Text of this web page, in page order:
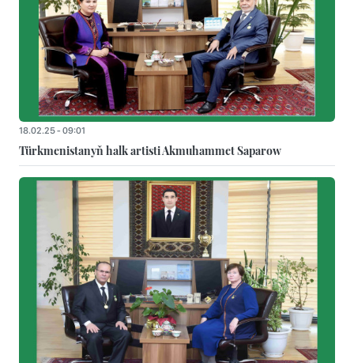
18.02.25 - 09:01
Türkmenistanyň halk artisti Akmuhammet Saparow